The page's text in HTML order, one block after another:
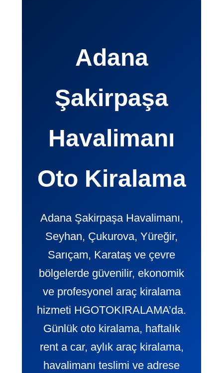
Adana
Şakirpaşa
Havalimanı
Oto Kiralama
Adana Şakirpaşa Havalimanı,
Seyhan, Çukurova, Yüreğir,
Sarıçam, Karataş ve çevre
bölgelerde güvenilir, ekonomik
ve profesyonel araç kiralama
hizmeti HGOTOKIRALAMA’da.
Günlük oto kiralama, haftalık
rent a car, aylık araç kiralama,
havalimanı teslimi ve adrese